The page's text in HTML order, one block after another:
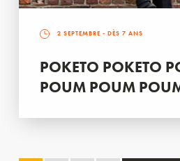
2 SEPTEMBRE - DÈS 7 ANS
POKETO POKETO
POUM POUM